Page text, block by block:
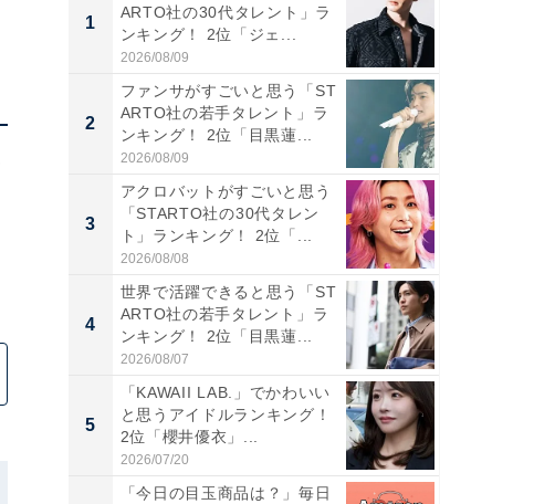
1
ARTO社の30代タレント」ラ
ンキング！ 2位「ジェ...
2026/08/09
2
ファンサがすごいと思う「ST
ARTO社の若手タレント」ラ
ンキング！ 2位「目黒蓮...
2026/08/09
3
アクロバットがすごいと思う
「STARTO社の30代タレン
ト」ランキング！ 2位「...
2026/08/08
4
世界で活躍できると思う「ST
ARTO社の若手タレント」ラ
ンキング！ 2位「目黒蓮...
2026/08/07
5
「KAWAII LAB.」でかわいい
と思うアイドルランキング！
2位「櫻井優衣」...
2026/07/20
「今日の目玉商品は？」毎日